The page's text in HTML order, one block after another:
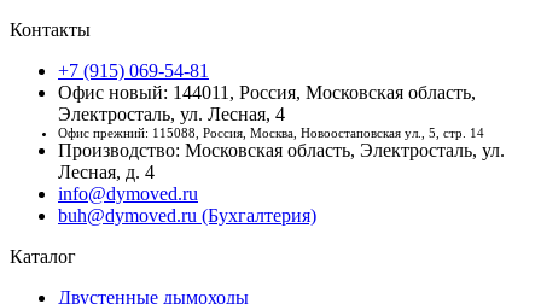
Контакты
+7 (915) 069-54-81
Офис новый: 144011, Россия, Московская область,
Электросталь, ул. Лесная, 4
Офис прежний: 115088, Россия, Москва, Новоостаповская ул., 5, стр. 14
Производство: Московская область, Электросталь, ул.
Лесная, д. 4
info@dymoved.ru
buh@dymoved.ru (Бухгалтерия)
Каталог
Двустенные дымоходы